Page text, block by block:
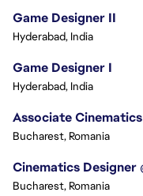
Game Designer II
Hyderabad, India
Game Designer I
Hyderabad, India
Associate
Bucharest, Romania
Cinematics Designer
Bucharest, Romania